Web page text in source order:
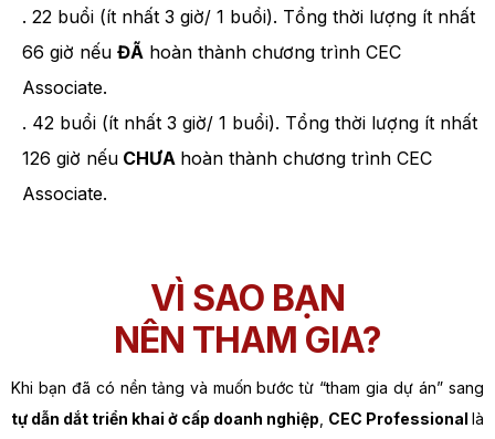
. 22 buổi (ít nhất 3 giờ/ 1 buổi). Tổng thời lượng ít nhất
66 giờ nếu ĐÃ hoàn thành chương trình CEC
Associate.
. 42 buổi (ít nhất 3 giờ/ 1 buổi). Tổng thời lượng ít nhất
126 giờ nếu CHƯA hoàn thành chương trình CEC
Associate.
VÌ SAO BẠN
NÊN THAM GIA?
Khi bạn đã có nền tảng và muốn bước từ “tham gia dự án” sang
tự dẫn dắt triển khai ở cấp doanh nghiệp CEC Professional là